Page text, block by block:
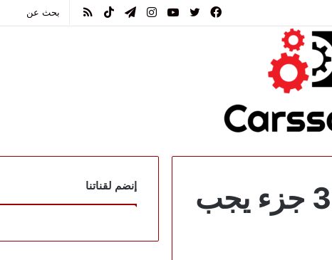
ملخصTikTok تيلقرام
انستقراميوتيوبتويتر
فيسبوك
القطع الاستهلاكية في السيارة 30 جزء يجب
إنضم لقناتنا